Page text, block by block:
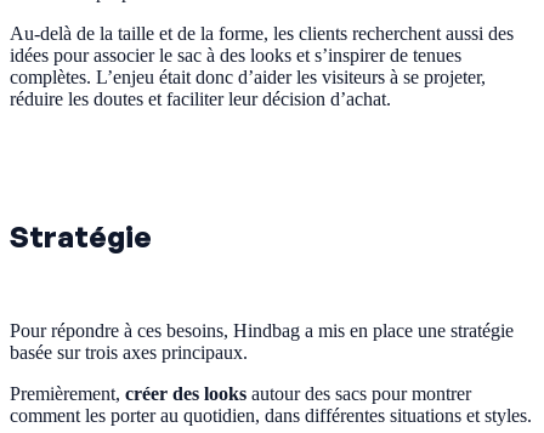
Au-delà de la taille et de la forme, les clients recherchent aussi des
idées pour associer le sac à des looks et s’inspirer de tenues
complètes. L’enjeu était donc d’aider les visiteurs à se projeter,
réduire les doutes et faciliter leur décision d’achat.
Stratégie
Pour répondre à ces besoins, Hindbag a mis en place une stratégie
basée sur trois axes principaux.
Premièrement, créer des looks autour des sacs pour montrer
comment les porter au quotidien, dans différentes situations et styles.